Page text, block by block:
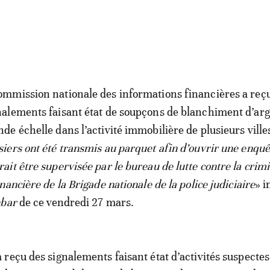
nationale des informations financières a
faisant état de soupçons de blanchiment
échelle dans l’activité immobilière de plusieurs
ont été transmis au parquet afin d’ouvrir une
être supervisée par le bureau de lutte contre la
de la Brigade nationale de la police judiciaire»
de ce vendredi 27 mars.
reçu des signalements faisant état d’activités